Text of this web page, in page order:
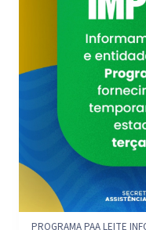
PROGRAMA PAA LEITE